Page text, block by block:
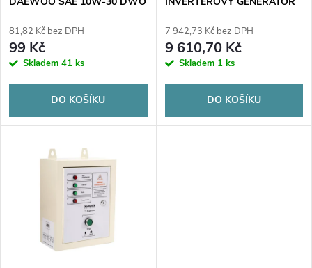
r
o
u
p
r
o
d
81,82 Kč bez DPH
99 Kč
Skladem 41 ks
DO KOŠÍKU
7 942,73 Kč bez DPH
9 610,70 Kč
Skladem 1 ks
DO KOŠÍKU